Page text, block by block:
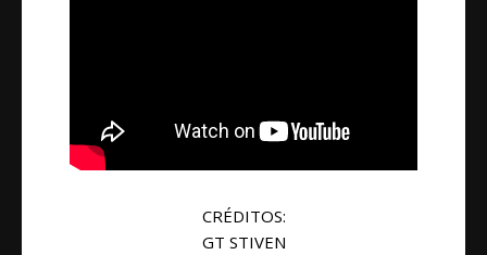
CRÉDITOS:
GT STIVEN